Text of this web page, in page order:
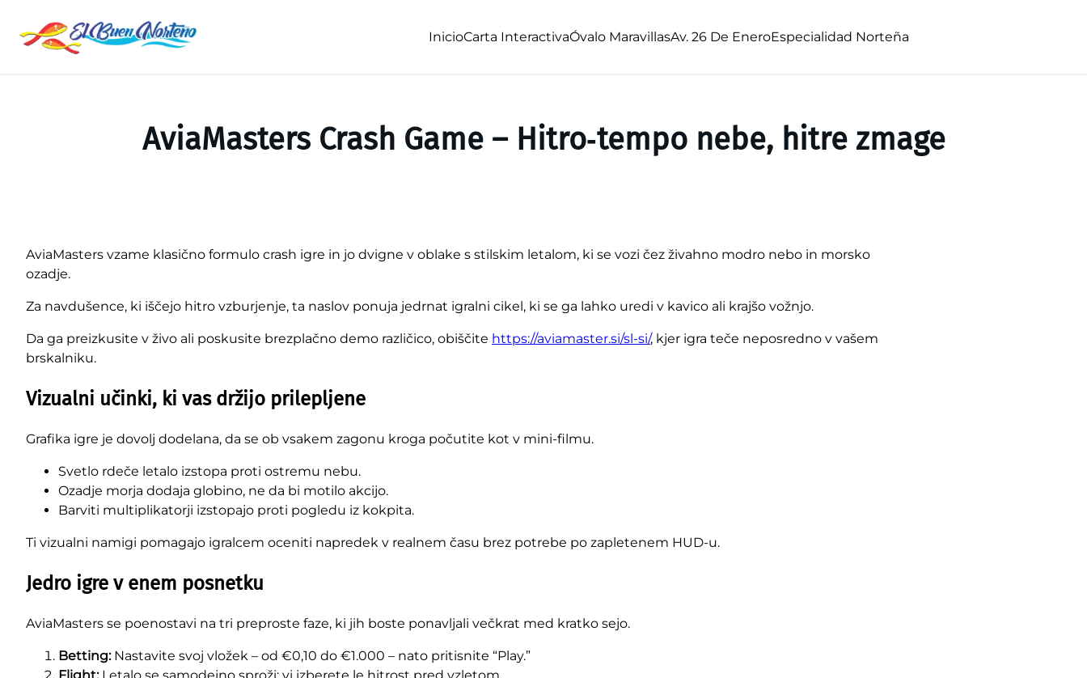
InicioCarta InteractivaÓvalo MaravillasAv. 26 De EneroEspecialidad Norteña
AviaMasters Crash Game – Hitro‑tempo nebe, hitre zmage
AviaMasters vzame klasično formulo crash igre in jo dvigne v oblake s stilskim letalom, ki se vozi čez živahno modro nebo in morsko
ozadje.
Za navdušence, ki iščejo hitro vzburjenje, ta naslov ponuja jedrnat igralni cikel, ki se ga lahko uredi v kavico ali krajšo vožnjo.
Da ga preizkusite v živo ali poskusite brezplačno demo različico, obiščite https://aviamaster.si/sl-si/, kjer igra teče neposredno v vašem
brskalniku.
Vizualni učinki, ki vas držijo prilepljene
Grafika igre je dovolj dodelana, da se ob vsakem zagonu kroga počutite kot v mini‑filmu.
Svetlo rdeče letalo izstopa proti ostremu nebu.
Ozadje morja dodaja globino, ne da bi motilo akcijo.
Barviti multiplikatorji izstopajo proti pogledu iz kokpita.
Ti vizualni namigi pomagajo igralcem oceniti napredek v realnem času brez potrebe po zapletenem HUD-u.
Jedro igre v enem posnetku
AviaMasters se poenostavi na tri preproste faze, ki jih boste ponavljali večkrat med kratko sejo.
Betting:Nastavite svoj vložek – od €0,10 do €1.000 – nato pritisnite “Play.”
Flight:Letalo se samodejno sproži; vi izberete le hitrost pred vzletom.